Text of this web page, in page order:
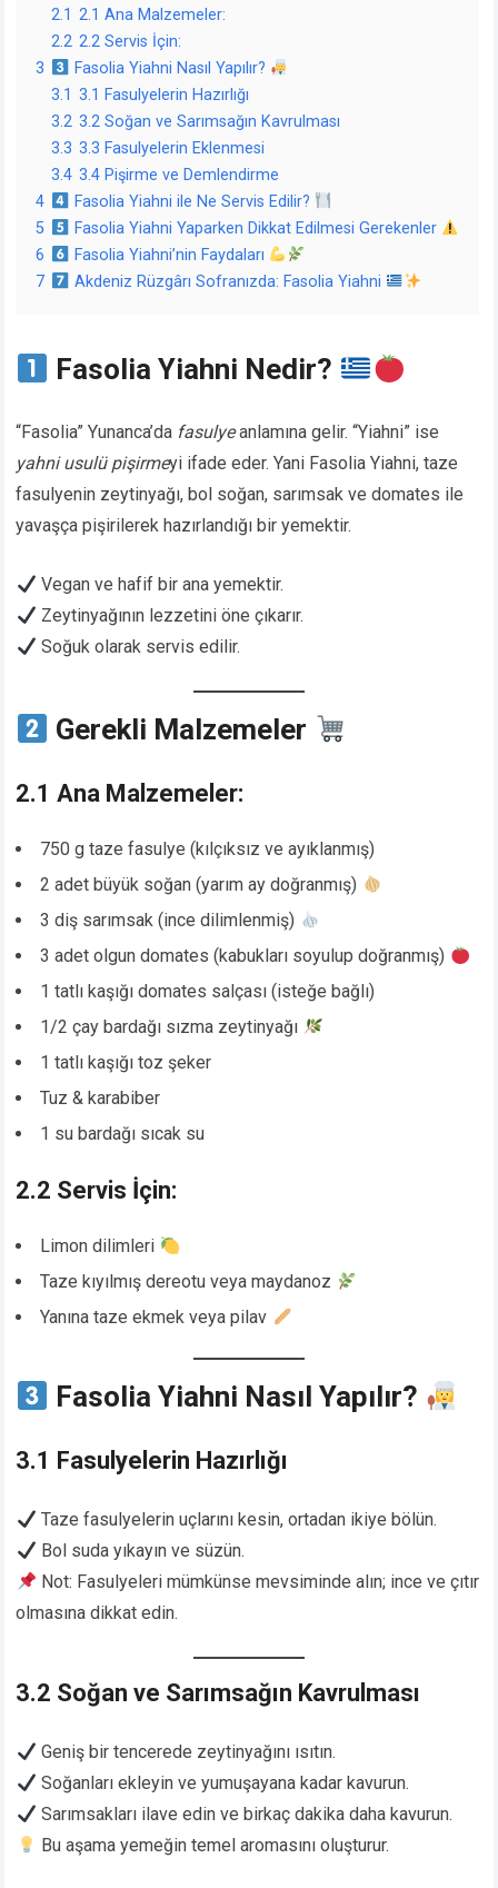
2.1 2.1 Ana Malzemeler:
2.2 2.2 Servis İçin:
3
Fasolia Yiahni Nasıl Yapılır?
3.1 3.1 Fasulyelerin Hazırlığı
3.2 3.2 Soğan ve Sarımsağın Kavrulması
3.3 3.3 Fasulyelerin Eklenmesi
3.4 3.4 Pişirme ve Demlendirme
4
Fasolia Yiahni ile Ne Servis Edilir?
5
Fasolia Yiahni Yaparken Dikkat Edilmesi Gerekenler
6
Fasolia Yiahni’nin Faydaları
7
Akdeniz Rüzgârı Sofranızda: Fasolia Yiahni
Fasolia Yiahni Nedir?
“Fasolia” Yunanca’da fasulyeanlamına gelir. “Yiahni” ise
yahni usulü pişirmeyi ifade eder. Yani Fasolia Yiahni, taze
fasulyenin zeytinyağı, bol soğan, sarımsak ve domates ile
yavaşça pişirilerek hazırlandığı bir yemektir.
Vegan ve hafif bir ana yemektir.
Zeytinyağının lezzetini öne çıkarır.
Soğuk olarak servis edilir.
Gerekli Malzemeler
2.1 Ana Malzemeler:
750 g taze fasulye (kılçıksız ve ayıklanmış)
2 adet büyük soğan (yarım ay doğranmış)
3 diş sarımsak (ince dilimlenmiş)
3 adet olgun domates (kabukları soyulup doğranmış)
1 tatlı kaşığı domates salçası (isteğe bağlı)
1/2 çay bardağı sızma zeytinyağı
1 tatlı kaşığı toz şeker
Tuz & karabiber
1 su bardağı sıcak su
2.2 Servis İçin:
Limon dilimleri
Taze kıyılmış dereotu veya maydanoz
Yanına taze ekmek veya pilav
Fasolia Yiahni Nasıl Yapılır?
3.1 Fasulyelerin Hazırlığı
Taze fasulyelerin uçlarını kesin, ortadan ikiye bölün.
Bol suda yıkayın ve süzün.
Not: Fasulyeleri mümkünse mevsiminde alın; ince ve çıtır
olmasına dikkat edin.
3.2 Soğan ve Sarımsağın Kavrulması
Geniş bir tencerede zeytinyağını ısıtın.
Soğanları ekleyin ve yumuşayana kadar kavurun.
Sarımsakları ilave edin ve birkaç dakika daha kavurun.
Bu aşama yemeğin temel aromasını oluşturur.